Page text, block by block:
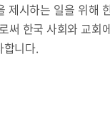
제시하는 일을 위해
써 한국 사회와 교회
합니다.